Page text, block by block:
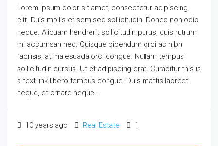
Lorem ipsum dolor sit amet, consectetur adipiscing
elit. Duis mollis et sem sed sollicitudin. Donec non odio
neque. Aliquam hendrerit sollicitudin purus, quis rutrum
mi accumsan nec. Quisque bibendum orci ac nibh
facilisis, at malesuada orci congue. Nullam tempus
sollicitudin cursus. Ut et adipiscing erat. Curabitur this is
a text link libero tempus congue. Duis mattis laoreet
neque, et ornare neque...
10 years ago Real Estate 1